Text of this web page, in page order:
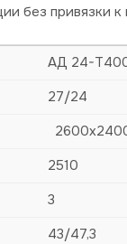
без привязки к
АД 24-
27/24
2510
3
43/47,3